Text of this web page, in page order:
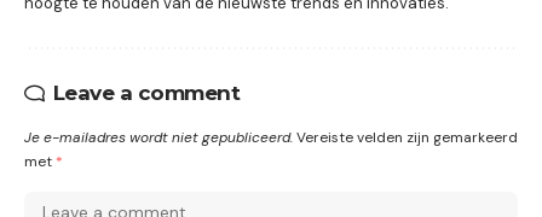
Leave a comment
Je e-mailadres wordt niet gepubliceerd.Vereiste velden zijn gemarkeerd
met *